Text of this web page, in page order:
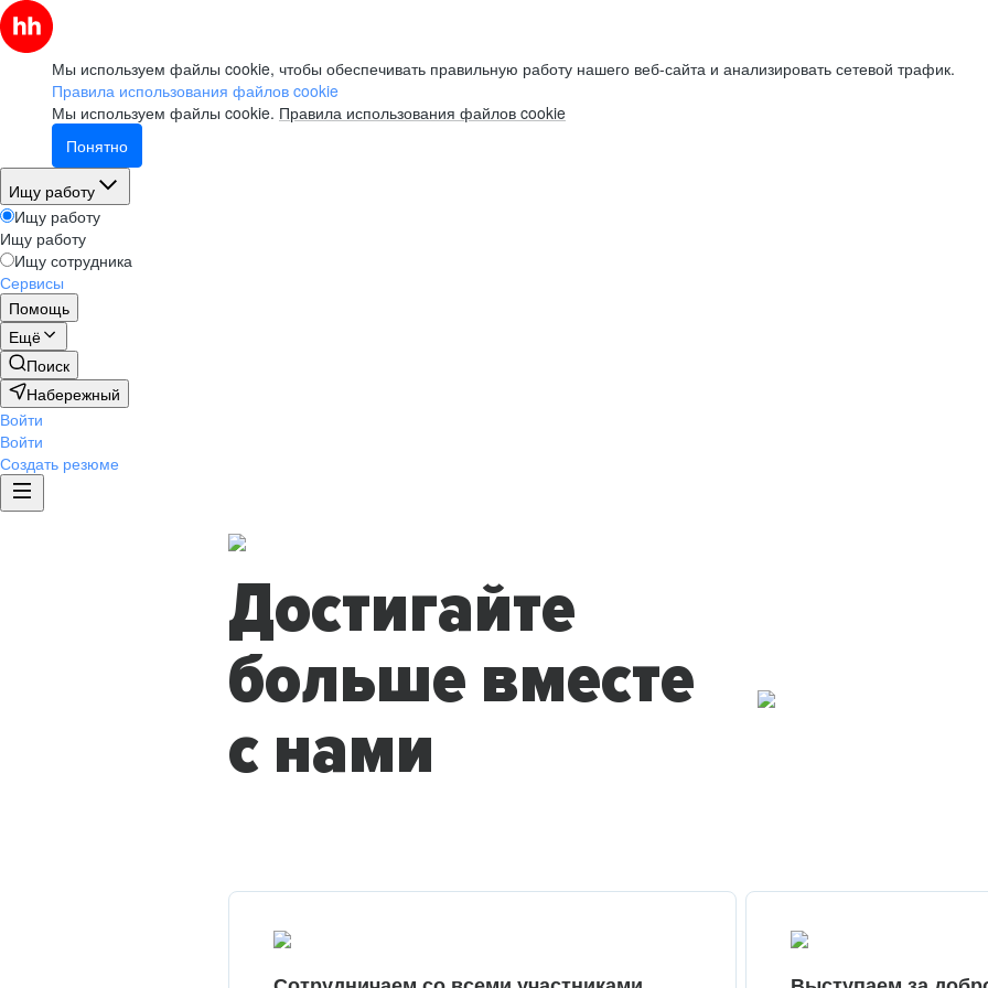
Мы используем файлы cookie, чтобы обеспечивать правильную работу нашего веб-сайта и анализировать сетевой трафик.
Правила использования файлов cookie
Мы используем файлы cookie. Правила использования файлов cookie
Понятно
Ищу работу
Ищу работу
Ищу работу
Ищу сотрудника
Сервисы
Помощь
Ещё
Поиск
Набережный
Войти
Войти
Создать резюме
Достигайте
больше вместе
с нами